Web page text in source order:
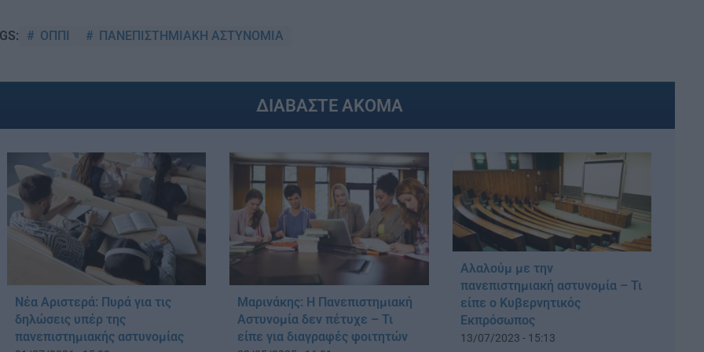
ΟΠΠΙ ΠΑΝΕΠΙΣΤΗΜΙΑΚΗ ΑΣΤΥΝΟΜΙΑ
ΔΙΑΒΑΣΤΕ ΑΚΟΜΑ
Νέα Αριστερά: Πυρά για τις
δηλώσεις υπέρ της
πανεπιστημιακής αστυνομίας
Μαρινάκης: Η Πανεπιστημιακή
Αστυνομία δεν πέτυχε – Τι
είπε για διαγραφές φοιτητών
Αλαλούμ με την
πανεπιστημιακή αστυνομία – Τι
είπε ο Κυβερνητικός
Εκπρόσωπος
13/07/2023 - 15:13